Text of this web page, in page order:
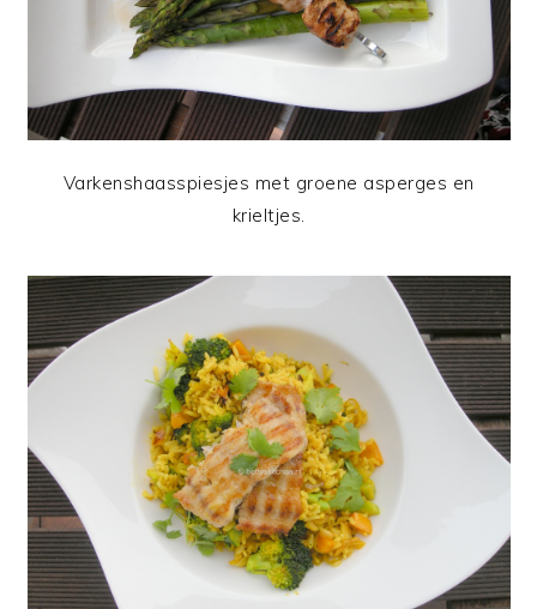
Varkenshaasspiesjes met groene asperges en
krieltjes.